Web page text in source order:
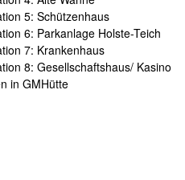
5: Schützenhaus
6: Parkanlage Holste-Teich
7: Krankenhaus
8: Gesellschaftshaus/ Kasino
in GMHütte